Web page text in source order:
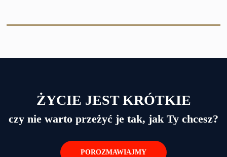
ŻYCIE JEST KRÓTKIE
czy nie warto przeżyć je tak, jak Ty chcesz?
POROZMAWIAJMY